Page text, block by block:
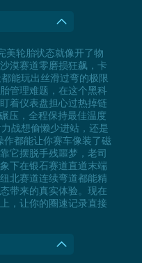
美轮胎状态就像开了物
漠赛道零磨损狂飙，卡
能玩出丝滑过弯的极限
管理难题，在这个黑科
着仪表盘担心过热掉链
压，全程保持最佳温度
战想偷懒少进站，还是
都能让你赛车像装了磁
它摆脱手残噩梦，老司
下在银石赛道直道末端
北赛道连续弯道都能精
带来的真实体验。现在
，让你的圈速记录直接